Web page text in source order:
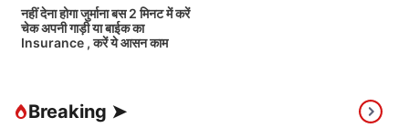
नहीं देना होगा जुर्माना बस 2 मिनट में करें
चेक अपनी गाड़ी या बाईक का
Insurance , करें ये आसन काम
Breaking ➤